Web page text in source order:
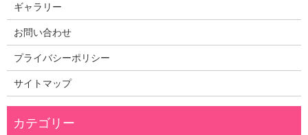
ギャラリー
お問い合わせ
プライバシーポリシー
サイトマップ